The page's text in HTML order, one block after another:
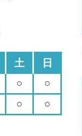
土 日
○ ○
○ ○